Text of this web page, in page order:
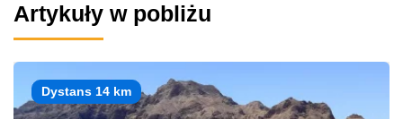
Artykuły w pobliżu
Dystans 14 km